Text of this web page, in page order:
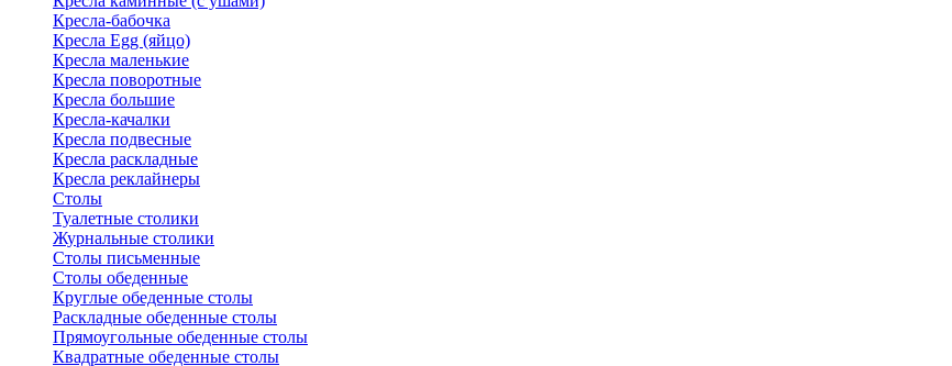
Кресла-бабочка
Кресла Egg (яйцо)
Кресла маленькие
Кресла поворотные
Кресла большие
Кресла-качалки
Кресла подвесные
Кресла раскладные
Кресла реклайнеры
Столы
Туалетные столики
Журнальные столики
Столы письменные
Столы обеденные
Круглые обеденные столы
Раскладные обеденные столы
Прямоугольные обеденные столы
Квадратные обеденные столы